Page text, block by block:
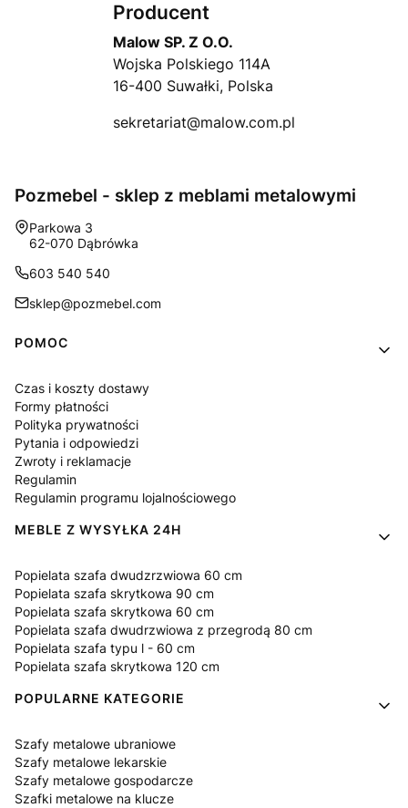
Producent
Malow SP. Z O.O.
Wojska Polskiego 114A
16-400 Suwałki, Polska
sekretariat@malow.com.pl
Pozmebel - sklep z meblami metalowymi
Adres:
Parkowa 3
62-070 Dąbrówka
603 540 540
sklep@pozmebel.com
Linki w stopce
POMOC
Czas i koszty dostawy
Formy płatności
Polityka prywatności
Pytania i odpowiedzi
Zwroty i reklamacje
Regulamin
Regulamin programu lojalnościowego
MEBLE Z WYSYŁKA 24H
Popielata szafa dwudzrzwiowa 60 cm
Popielata szafa skrytkowa 90 cm
Popielata szafa skrytkowa 60 cm
Popielata szafa dwudrzwiowa z przegrodą 80 cm
Popielata szafa typu l - 60 cm
Popielata szafa skrytkowa 120 cm
POPULARNE KATEGORIE
Szafy metalowe ubraniowe
Szafy metalowe lekarskie
Szafy metalowe gospodarcze
Szafki metalowe na klucze